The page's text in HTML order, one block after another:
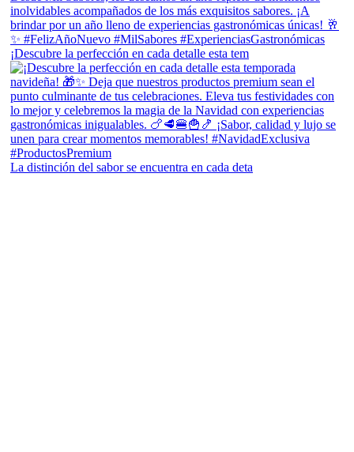
¡Descubre la perfección en cada detalle esta tem
La distinción del sabor se encuentra en cada deta